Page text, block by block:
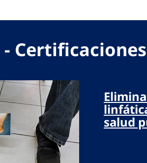
salud